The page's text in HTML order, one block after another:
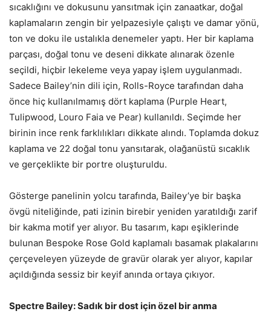
sıcaklığını ve dokusunu yansıtmak için zanaatkar, doğal
kaplamaların zengin bir yelpazesiyle çalıştı ve damar yönü,
ton ve doku ile ustalıkla denemeler yaptı. Her bir kaplama
parçası, doğal tonu ve deseni dikkate alınarak özenle
seçildi, hiçbir lekeleme veya yapay işlem uygulanmadı.
Sadece Bailey’nin dili için, Rolls-Royce tarafından daha
önce hiç kullanılmamış dört kaplama (Purple Heart,
Tulipwood, Louro Faia ve Pear) kullanıldı. Seçimde her
birinin ince renk farklılıkları dikkate alındı. Toplamda dokuz
kaplama ve 22 doğal tonu yansıtarak, olağanüstü sıcaklık
ve gerçeklikte bir portre oluşturuldu.
Gösterge panelinin yolcu tarafında, Bailey’ye bir başka
övgü niteliğinde, pati izinin birebir yeniden yaratıldığı zarif
bir kakma motif yer alıyor. Bu tasarım, kapı eşiklerinde
bulunan Bespoke Rose Gold kaplamalı basamak plakalarını
çerçeveleyen yüzeyde de gravür olarak yer alıyor, kapılar
açıldığında sessiz bir keyif anında ortaya çıkıyor.
Spectre Bailey: Sadık bir dost için özel bir anma